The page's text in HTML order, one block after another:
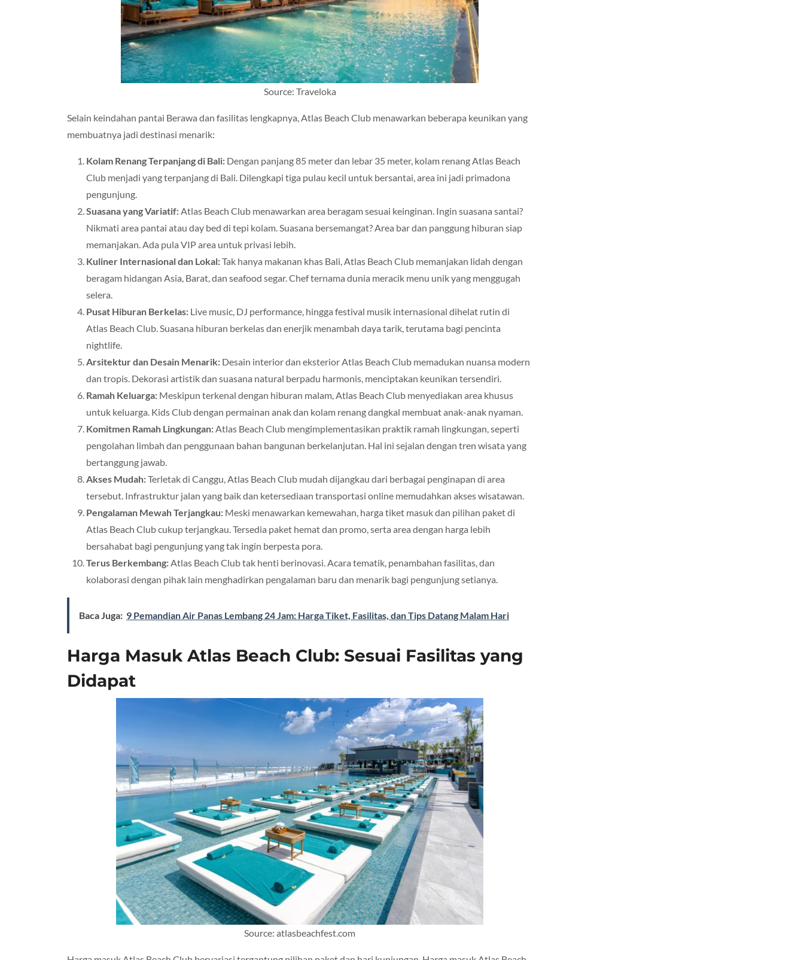
Source: Traveloka
Selain keindahan pantai Berawa dan fasilitas lengkapnya, Atlas Beach Club menawarkan beberapa keunikan yang
membuatnya jadi destinasi menarik:
Kolam Renang Terpanjang di Bali: Dengan panjang 85 meter dan lebar 35 meter, kolam renang Atlas Beach
Club menjadi yang terpanjang di Bali. Dilengkapi tiga pulau kecil untuk bersantai, area ini jadi primadona
pengunjung.
Suasana yang Variatif:Atlas Beach Club menawarkan area beragam sesuai keinginan. Ingin suasana santai?
Nikmati area pantai atau day bed di tepi kolam. Suasana bersemangat? Area bar dan panggung hiburan siap
memanjakan. Ada pula VIP area untuk privasi lebih.
Kuliner Internasional dan Lokal:Tak hanya makanan khas Bali, Atlas Beach Club memanjakan lidah dengan
beragam hidangan Asia, Barat, dan seafood segar. Chef ternama dunia meracik menu unik yang menggugah
selera.
Pusat Hiburan Berkelas: Live music, DJ performance, hingga festival musik internasional dihelat rutin di
Atlas Beach Club. Suasana hiburan berkelas dan enerjik menambah daya tarik, terutama bagi pencinta
nightlife.
Arsitektur dan Desain Menarik: Desain interior dan eksterior Atlas Beach Club memadukan nuansa modern
dan tropis. Dekorasi artistik dan suasana natural berpadu harmonis, menciptakan keunikan tersendiri.
Ramah Keluarga: Meskipun terkenal dengan hiburan malam, Atlas Beach Club menyediakan area khusus
untuk keluarga. Kids Club dengan permainan anak dan kolam renang dangkal membuat anak-anak nyaman.
Komitmen Ramah Lingkungan:Atlas Beach Club mengimplementasikan praktik ramah lingkungan, seperti
pengolahan limbah dan penggunaan bahan bangunan berkelanjutan. Hal ini sejalan dengan tren wisata yang
bertanggung jawab.
Akses Mudah:Terletak di Canggu, Atlas Beach Club mudah dijangkau dari berbagai penginapan di area
tersebut. Infrastruktur jalan yang baik dan ketersediaan transportasi online memudahkan akses wisatawan.
Pengalaman Mewah Terjangkau: Meski menawarkan kemewahan, harga tiket masuk dan pilihan paket di
Atlas Beach Club cukup terjangkau. Tersedia paket hemat dan promo, serta area dengan harga lebih
bersahabat bagi pengunjung yang tak ingin berpesta pora.
Terus Berkembang:Atlas Beach Club tak henti berinovasi. Acara tematik, penambahan fasilitas, dan
kolaborasi dengan pihak lain menghadirkan pengalaman baru dan menarik bagi pengunjung setianya.
Baca Juga: 9 Pemandian Air Panas Lembang 24 Jam: Harga Tiket, Fasilitas, dan Tips Datang Malam Hari
Harga Masuk Atlas Beach Club: Sesuai Fasilitas yang
Didapat
Source: atlasbeachfest.com